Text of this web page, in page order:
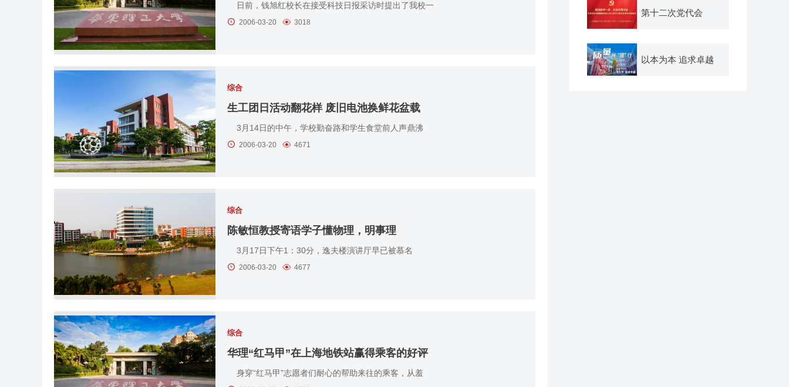
日前，钱旭红校长在接受科技日报采访时提出了我校一
2006-03-20 3018
综合
生工团日活动翻花样 废旧电池换鲜花盆载
3月14日的中午，学校勤奋路和学生食堂前人声鼎沸
2006-03-20 4671
综合
陈敏恒教授寄语学子懂物理，明事理
3月17日下午1：30分，逸夫楼演讲厅早已被慕名
2006-03-20 4677
综合
华理“红马甲”在上海地铁站赢得乘客的好评
身穿“红马甲”志愿者们耐心的帮助来往的乘客，从羞
第十二次党代会
以本为本 追求卓越